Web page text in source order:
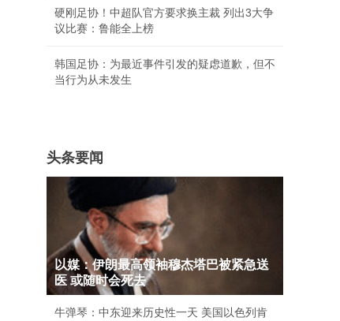
硬刚足协！中超队官方要求换主裁 列出3大争
议比赛：鲁能全上榜
韩国足协：为最近事件引发的疑虑道歉，但不
当行为从未发生
头条要闻
以媒：伊朗最高领袖穆杰塔巴被紧急送
医 或随时会死去
牛弹琴：中东迎来历史性一天 美国以色列肯